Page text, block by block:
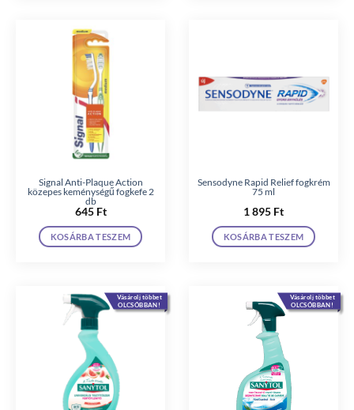
Signal Anti-Plaque Action
közepes keménységű fogkefe 2
db
645 Ft
KOSÁRBA TESZEM
Sensodyne Rapid Relief fogkrém
75 ml
1 895 Ft
KOSÁRBA TESZEM
Vásárolj többet
OLCSÓBBAN!
Vásárolj többet
OLCSÓBBAN!